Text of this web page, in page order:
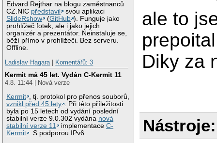
Edvard Rejthar na blogu zaměstnanců
CZ.NIC představil
svou aplikaci
SlideRshow
(GitHub ). Funguje jako
prohlížeč fotek, ale i jako jejich
organizér a prezentátor. Neinstaluje se,
běží přímo v prohlížeči. Bez serveru.
Offline.
Ladislav Hagara | Komentářů: 3
Kermit má 45 let. Vydán C-Kermit 11
4.8. 11:44 | Nová verze
Kermit , tj. protokol pro přenos souborů,
vznikl před 45 lety . Při této příležitosti
byla po 15 letech od vydání poslední
stabilní verze 9.0.302 vydána nová
stabilní verze 11
implementaceC-
Kermit . S podporou IPv6.
ale to
Diky za
Nástroje: